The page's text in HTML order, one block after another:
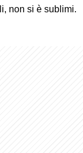
non si è sublimi.